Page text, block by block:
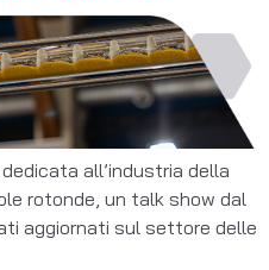
all’industria della
rotonde, un talk show dal
aggiornati sul settore delle